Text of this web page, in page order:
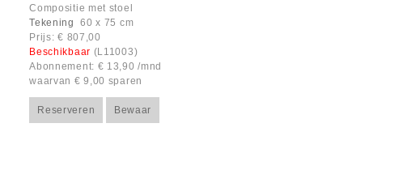
Compositie met stoel
Tekening
60 x 75 cm
Prijs: € 807,00
Beschikbaar (L11003)
Abonnement: € 13,90 /mnd
waarvan € 9,00 sparen
Reserveren Bewaar